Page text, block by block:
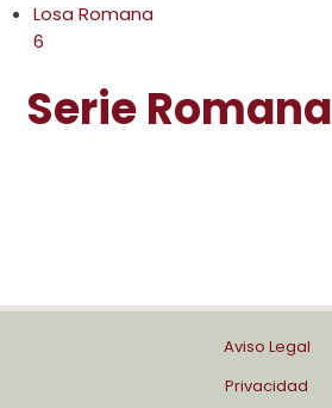
Losa Romana
6
Serie Romana
Aviso Legal
Privacidad